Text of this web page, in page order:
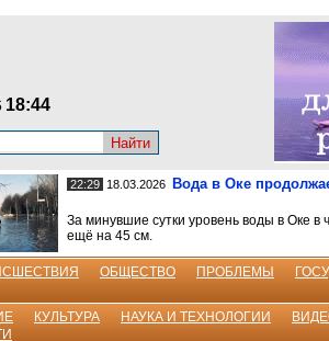
18:44
Найти
22:29 18.03.2026 Вода в Оке
За минувшие сутки уровень воды в Оке в
ещё на 45 см.
ОБЩЕСТВО ПРОБЛЕМЫ
КУЛЬТУРА НАУКА И ТЕХНОЛОГИИ